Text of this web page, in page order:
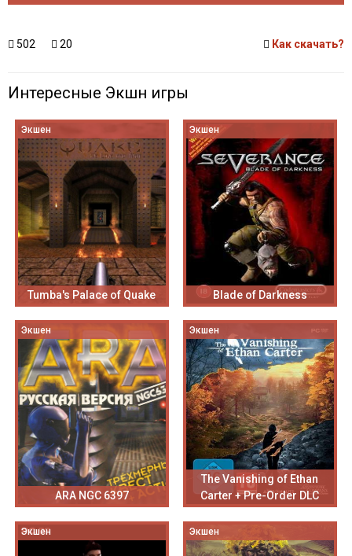
502 20 Как скачать?
Интересные Экшн игры
Экшен
Tumba's Palace of Quake
Экшен
Blade of Darkness
Экшен
ARA NGC 6397
Экшен
The Vanishing of Ethan
Carter + Pre-Order DLC
Экшен Экшен